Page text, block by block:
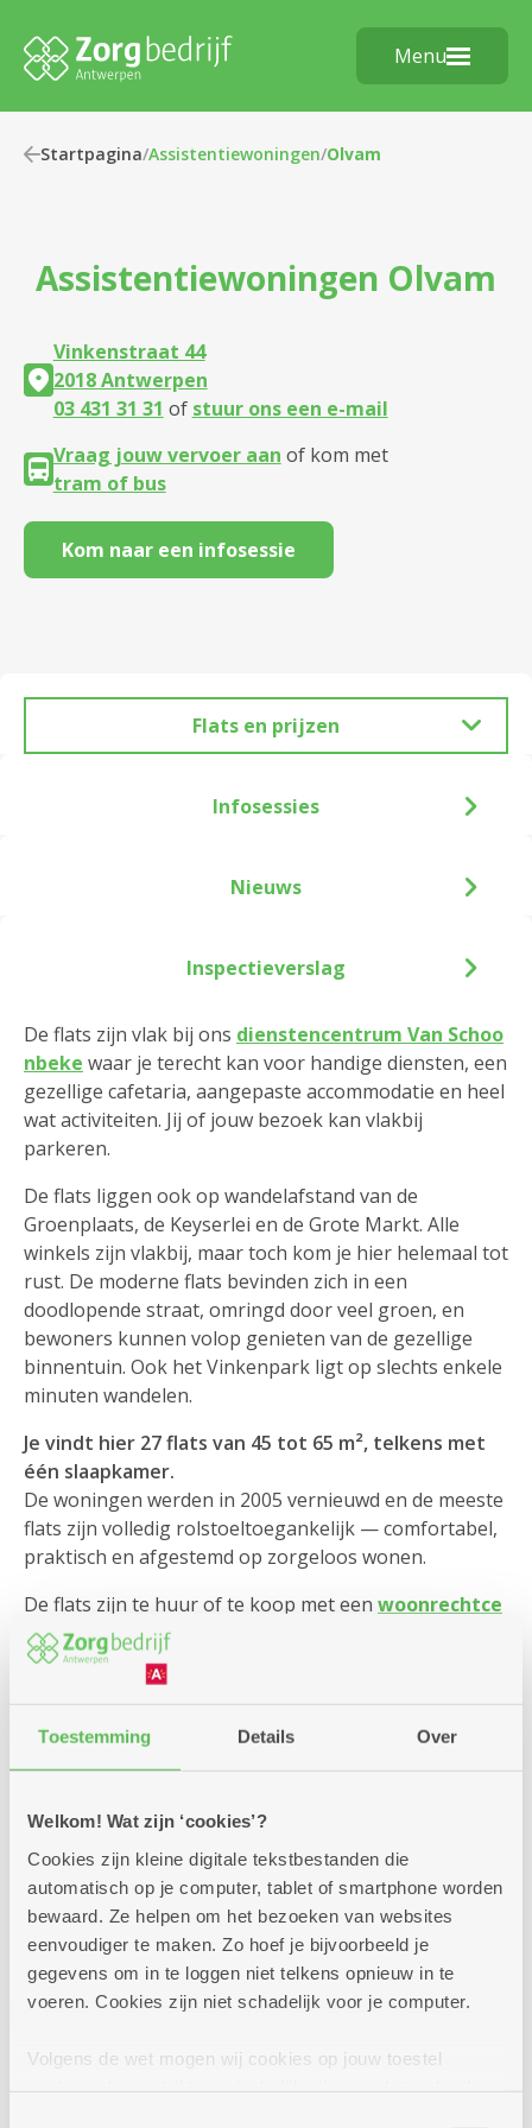
Toestemming Details Over
Welkom! Wat zijn ‘cookies’?
Cookies zijn kleine digitale tekstbestanden die
automatisch op je computer, tablet of smartphone worden
bewaard. Ze helpen om het bezoeken van websites
eenvoudiger te maken. Zo hoef je bijvoorbeeld je
gegevens om in te loggen niet telkens opnieuw in te
voeren. Cookies zijn niet schadelijk voor je computer.
Volgens de wet mogen wij cookies op jouw toestel
Menu
Startpagina/Assistentiewoningen/Olvam
Assistentiewoningen Olvam
Vinkenstraat 44
2018 Antwerpen
03 431 31 31 of stuur ons een e-mail
Vraag jouw vervoer aan of kom met
tram of bus
Kom naar een infosessie
Flats en prijzen
De flats zijn vlak bij ons dienstencentrum Van Schoo
nbeke waar je terecht kan voor handige diensten, een
gezellige cafetaria, aangepaste accommodatie en heel
wat activiteiten. Jij of jouw bezoek kan vlakbij
parkeren.
De flats liggen ook op wandelafstand van de
Groenplaats, de Keyserlei en de Grote Markt. Alle
winkels zijn vlakbij, maar toch kom je hier helemaal tot
rust. De moderne flats bevinden zich in een
doodlopende straat, omringd door veel groen, en
bewoners kunnen volop genieten van de gezellige
binnentuin. Ook het Vinkenpark ligt op slechts enkele
minuten wandelen.
Je vindt hier 27 flats van 45 tot 65 m², telkens met
één slaapkamer.
De woningen werden in 2005 vernieuwd en de meeste
flats zijn volledig rolstoeltoegankelijk — comfortabel,
praktisch en afgestemd op zorgeloos wonen.
De flats zijn te huur of te koop met een woonrechtce
rtificaat.
Infosessies
Nieuws
Inspectieverslag